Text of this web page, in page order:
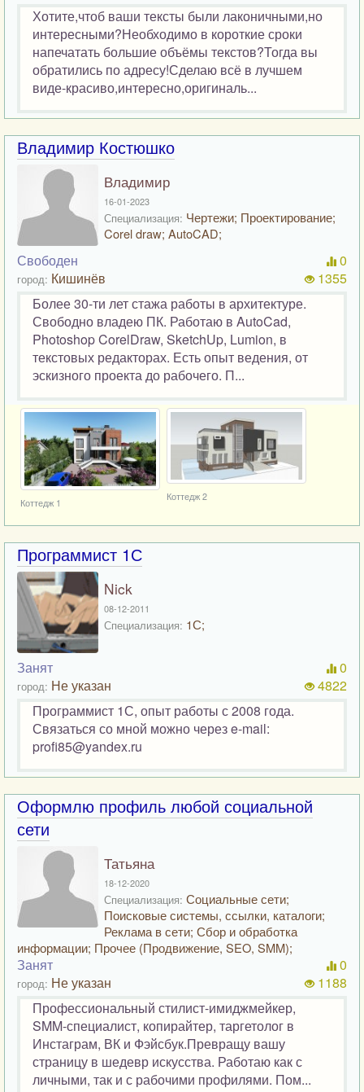
Хотите,чтоб ваши тексты были лаконичными,но
интересными?Необходимо в короткие сроки
напечатать большие объёмы текстов?Тогда вы
обратились по адресу!Сделаю всё в лучшем
виде-красиво,интересно,оригиналь...
Владимир Костюшко
Владимир
16-01-2023
Специализация: Чертежи; Проектирование;
Corel draw; AutoCAD;
Свободен
город: Кишинёв
0
1355
Более 30-ти лет стажа работы в архитектуре.
Свободно владею ПК. Работаю в AutoCad,
Photoshop CorelDraw, SketchUp, Lumion, в
текстовых редакторах. Есть опыт ведения, от
эскизного проекта до рабочего. П...
Коттедж 1
Коттедж 2
Программист 1С
Nick
08-12-2011
Специализация: 1С;
Занят
город: Не указан
0
4822
Программист 1С, опыт работы с 2008 года.
Связаться со мной можно через e-mail:
profi85@yandex.ru
Оформлю профиль любой социальной
сети
Татьяна
18-12-2020
Специализация: Социальные сети;
Поисковые системы, ссылки, каталоги;
Реклама в сети; Сбор и обработка
информации; Прочее (Продвижение, SEO, SMM);
Занят
город: Не указан
0
1188
Профессиональный стилист-имиджмейкер,
SMM-специалист, копирайтер, таргетолог в
Инстаграм, ВК и Фэйсбук.Превращу вашу
страницу в шедевр искусства. Работаю как с
личными, так и с рабочими профилями. Пом...